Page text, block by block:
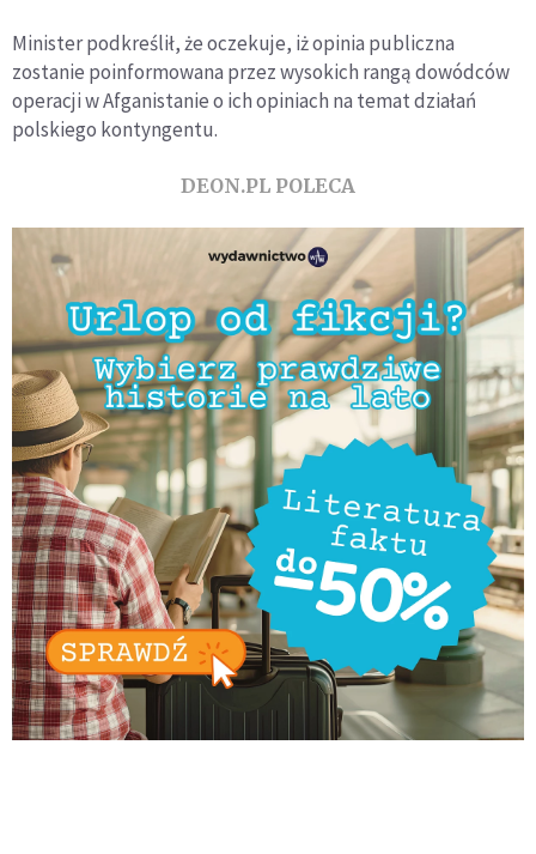
Minister podkreślił, że oczekuje, iż opinia publiczna
zostanie poinformowana przez wysokich rangą dowódców
operacji w Afganistanie o ich opiniach na temat działań
polskiego kontyngentu.
DEON.PL POLECA